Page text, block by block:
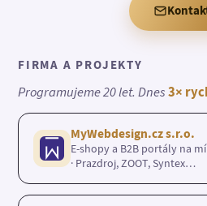
FIRMA A PROJEKTY
Programujeme 20 let. Dnes3×
MyWebdesign.cz s.r.o.
E-shopy a B2B portály na
· Prazdroj, ZOOT, Syntex…